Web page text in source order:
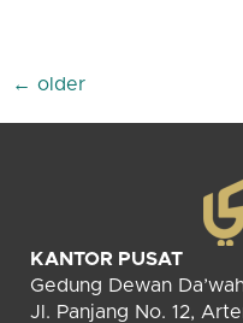
← older
KANTOR PUSAT
Gedung Dewan
Jl. Panjang No. 12,